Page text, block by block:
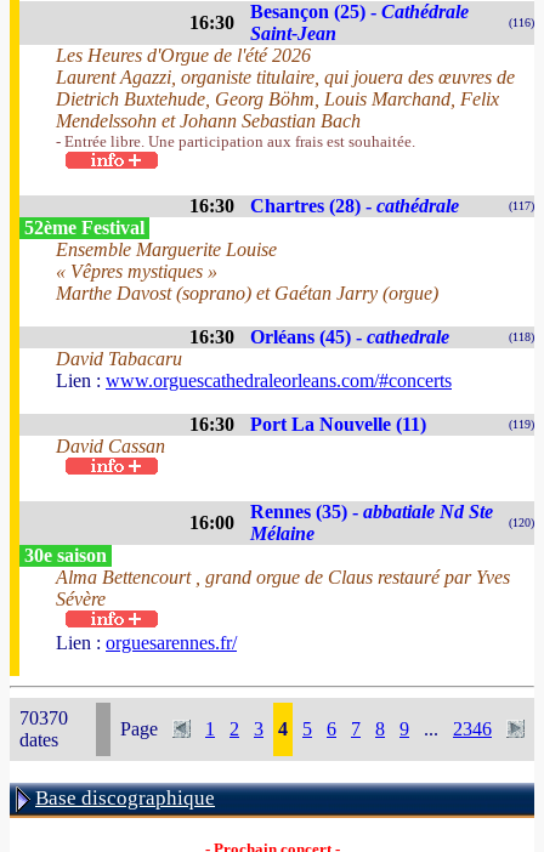
16:30
Besançon (25) - Cathédrale
Saint-Jean
(116)
Les Heures d'Orgue de l'été 2026
Laurent Agazzi, organiste titulaire, qui jouera des œuvres de
Dietrich Buxtehude, Georg Böhm, Louis Marchand, Felix
Mendelssohn et Johann Sebastian Bach
- Entrée libre. Une participation aux frais est souhaitée.
16:30 Chartres (28) - cathédrale (117)
52ème Festival
Ensemble Marguerite Louise
« Vêpres mystiques »
Marthe Davost (soprano) et Gaétan Jarry (orgue)
16:30 Orléans (45) - cathedrale (118)
David Tabacaru
Lien : www.orguescathedraleorleans.com/#concerts
16:30 Port La Nouvelle (11) (119)
David Cassan
16:00
Rennes (35) - abbatiale Nd Ste
Mélaine
(120)
30e saison
Alma Bettencourt , grand orgue de Claus restauré par Yves
Sévère
Lien : orguesarennes.fr/
70370
dates
Page 1 2 3 4 5 6 7 8 9 ... 2346
Base discographique